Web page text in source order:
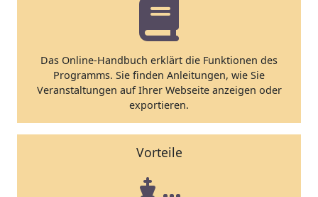
Das Online-Handbuch erklärt die Funktionen des
Programms. Sie finden Anleitungen, wie Sie
Veranstaltungen auf Ihrer Webseite anzeigen oder
exportieren.
Vorteile